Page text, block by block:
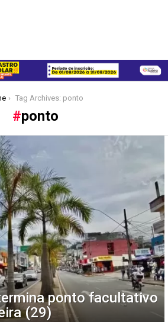
Tag Archives: ponto
ponto
ponto facultativo
(29)